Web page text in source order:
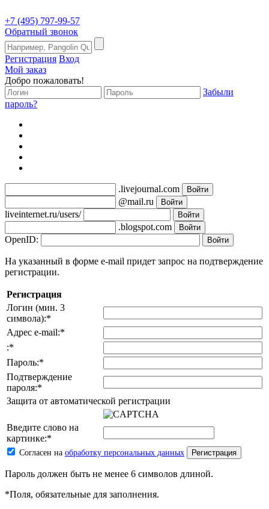
+7 (495) 797-99-57
Обратный звонок
Регистрация Вход
Мой заказ
Добро пожаловать!
Забыли
пароль?
.livejournal.com
@mail.ru
liveinternet.ru/users/
.blogspot.com
OpenID:
На указанный в форме e-mail придет запрос на подтверждение
регистрации.
Регистрация
Логин (мин. 3
символа):*
Адрес e-mail:*
:*
Пароль:*
Подтверждение
пароля:*
Защита от автоматической регистрации
Введите слово на
картинке:*
Согласен на обработку персональных данных
Пароль должен быть не менее 6 символов длиной.
*Поля, обязательные для заполнения.